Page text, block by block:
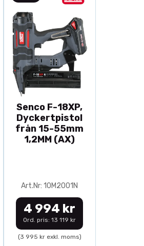
Senco F-18XP,
Dyckertpistol
från 15-55mm
1,2MM (AX)
Art.Nr: 10M2001N
4 994 kr
Ord. pris: 13 119 kr
(3 995 kr exkl. moms)